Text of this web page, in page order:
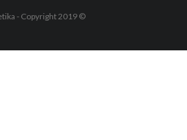
- Copyright 2019 ©